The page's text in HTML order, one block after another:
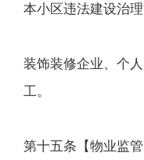
本小区违法建设治理
装饰装修企业、个
工。
第十五条【物业监